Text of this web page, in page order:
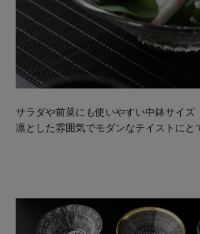
サラダや前菜にも使いやすい中鉢サイズ
凛とした雰囲気でモダンなテイストにと